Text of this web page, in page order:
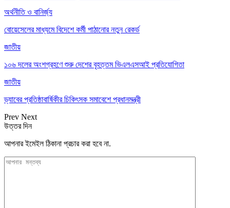
অর্থনীতি ও বানির্জ্য
বোয়েসেলের মাধ্যমে বিদেশে কর্মী পাঠানোর নতুন রেকর্ড
জাতীয়
১০৬ দলের অংশগ্রহণে শুরু দেশের বৃহত্তম ভিএলএসআই প্রতিযোগিতা
জাতীয়
ড্যাবের প্রতিষ্ঠাবার্ষিকীর চিকিৎসক সমাবেশে প্রধানমন্ত্রী
Prev Next
উত্তর দিন
আপনার ইমেইল ঠিকানা প্রচার করা হবে না.